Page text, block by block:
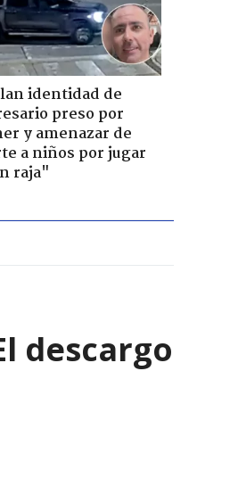
identidad de
preso por
y amenazar de
a niños por jugar
raja"
descargo